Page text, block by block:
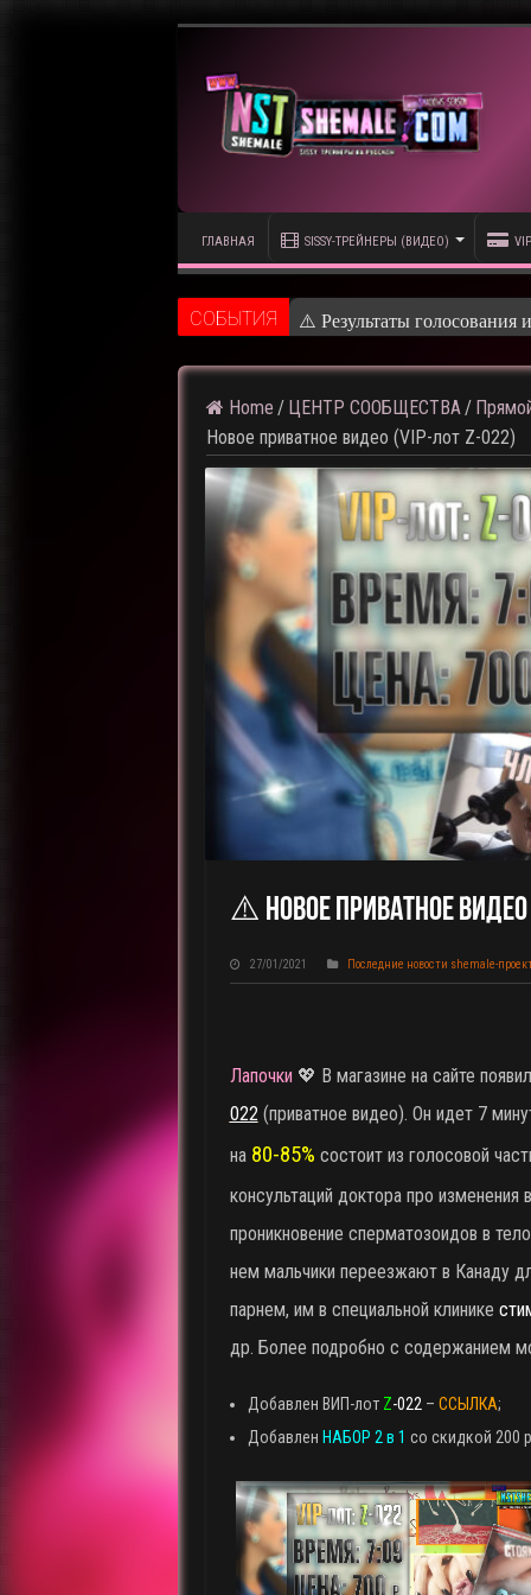
ГЛАВНАЯ SISSY-ТРЕЙНЕРЫ (ВИДЕО)
CОБЫТИЯ ⚠️
Home / ЦЕНТР СООБЩЕСТВА /
Новое приватное видео (VIP-лот Z-022)
⚠️ Новое Приватное Видео
27/01/2021 Последние новости shemale-
Лапочки 💖 В магазине на сайте
022 (приватное видео). Он идет 7
на 80-85% состоит из голосовой
консультаций доктора про изменения
проникновение сперматозоидов в
нем мальчики переезжают в Канаду
парнем, им в специальной клинике
др. Более подробно с содержанием
Добавлен ВИП-лот Z-022 – ССЫЛКА;
Добавлен НАБОР 2 в 1 со скидкой 200